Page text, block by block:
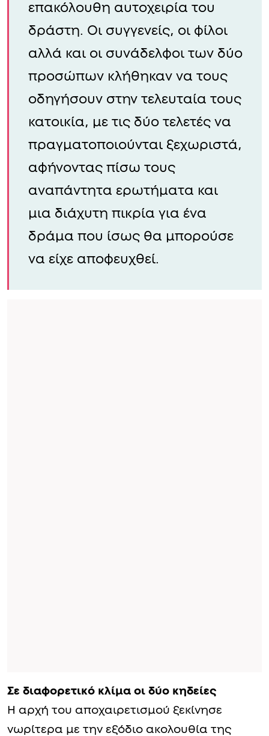
επακόλουθη αυτοχειρία του
δράστη. Οι συγγενείς, οι φίλοι
αλλά και οι συνάδελφοι των δύο
προσώπων κλήθηκαν να τους
οδηγήσουν στην τελευταία τους
κατοικία, με τις δύο τελετές να
πραγματοποιούνται ξεχωριστά,
αφήνοντας πίσω τους
αναπάντητα ερωτήματα και
μια διάχυτη πικρία για ένα
δράμα που ίσως θα μπορούσε
να είχε αποφευχθεί.
Σε διαφορετικό κλίμα οι δύο κηδείες
Η αρχή του αποχαιρετισμού ξεκίνησε
νωρίτερα με την εξόδιο ακολουθία της